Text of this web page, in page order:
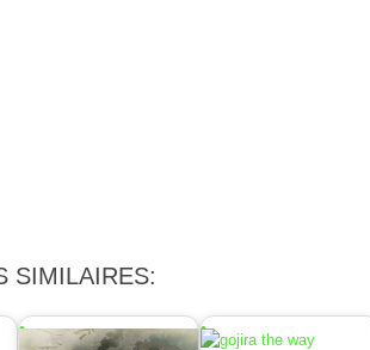
SIMILAIRES: